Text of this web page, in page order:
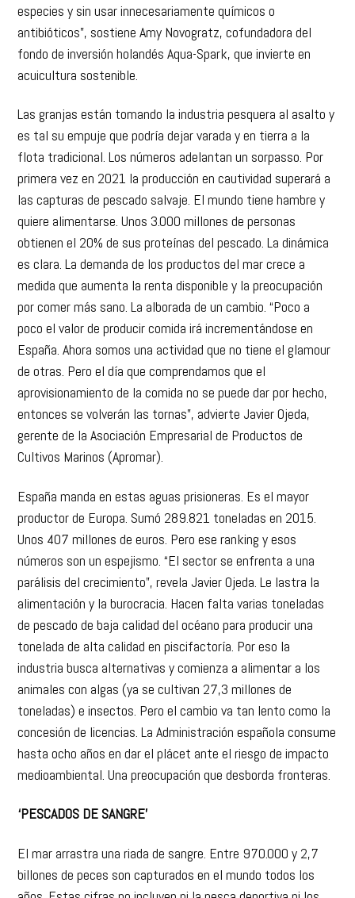
especies y sin usar innecesariamente químicos o
antibióticos”, sostiene Amy Novogratz, cofundadora del
fondo de inversión holandés Aqua-Spark, que invierte en
acuicultura sostenible.
Las granjas están tomando la industria pesquera al asalto y
es tal su empuje que podría dejar varada y en tierra a la
flota tradicional. Los números adelantan un sorpasso. Por
primera vez en 2021 la producción en cautividad superará a
las capturas de pescado salvaje. El mundo tiene hambre y
quiere alimentarse. Unos 3.000 millones de personas
obtienen el 20% de sus proteínas del pescado. La dinámica
es clara. La demanda de los productos del mar crece a
medida que aumenta la renta disponible y la preocupación
por comer más sano. La alborada de un cambio. “Poco a
poco el valor de producir comida irá incrementándose en
España. Ahora somos una actividad que no tiene el glamour
de otras. Pero el día que comprendamos que el
aprovisionamiento de la comida no se puede dar por hecho,
entonces se volverán las tornas”, advierte Javier Ojeda,
gerente de la Asociación Empresarial de Productos de
Cultivos Marinos (Apromar).
España manda en estas aguas prisioneras. Es el mayor
productor de Europa. Sumó 289.821 toneladas en 2015.
Unos 407 millones de euros. Pero ese ranking y esos
números son un espejismo. “El sector se enfrenta a una
parálisis del crecimiento”, revela Javier Ojeda. Le lastra la
alimentación y la burocracia. Hacen falta varias toneladas
de pescado de baja calidad del océano para producir una
tonelada de alta calidad en piscifactoría. Por eso la
industria busca alternativas y comienza a alimentar a los
animales con algas (ya se cultivan 27,3 millones de
toneladas) e insectos. Pero el cambio va tan lento como la
concesión de licencias. La Administración española consume
hasta ocho años en dar el plácet ante el riesgo de impacto
medioambiental. Una preocupación que desborda fronteras.
‘PESCADOS DE SANGRE’
El mar arrastra una riada de sangre. Entre 970.000 y 2,7
billones de peces son capturados en el mundo todos los